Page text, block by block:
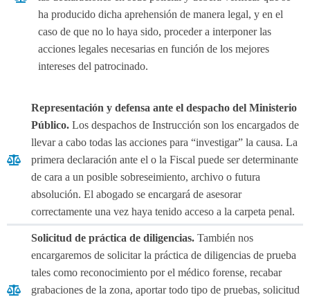
ha producido dicha aprehensión de manera legal, y en el
caso de que no lo haya sido, proceder a interponer las
acciones legales necesarias en función de los mejores
intereses del patrocinado.
Representación y defensa ante el despacho del Ministerio
Público. Los despachos de Instrucción son los encargados de
llevar a cabo todas las acciones para “investigar” la causa. La
primera declaración ante el o la Fiscal puede ser determinante
de cara a un posible sobreseimiento, archivo o futura
absolución. El abogado se encargará de asesorar
correctamente una vez haya tenido acceso a la carpeta penal.
Solicitud de práctica de diligencias. También nos
encargaremos de solicitar la práctica de diligencias de prueba
tales como reconocimiento por el médico forense, recabar
grabaciones de la zona, aportar todo tipo de pruebas, solicitud